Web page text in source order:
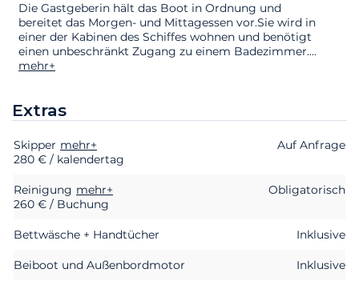
Die Gastgeberin hält das Boot in Ordnung und
bereitet das Morgen- und Mittagessen vor.Sie wird in
einer der Kabinen des Schiffes wohnen und benötigt
einen unbeschränkt Zugang zu einem Badezimmer....
mehr+
Extras
Extras Status Preis
Skipper mehr+
Auf Anfrage
280 € / kalendertag
Reinigung mehr+
Obligatorisch
260 € / Buchung
Bettwäsche + Handtücher Inklusive
Beiboot und Außenbordmotor Inklusive